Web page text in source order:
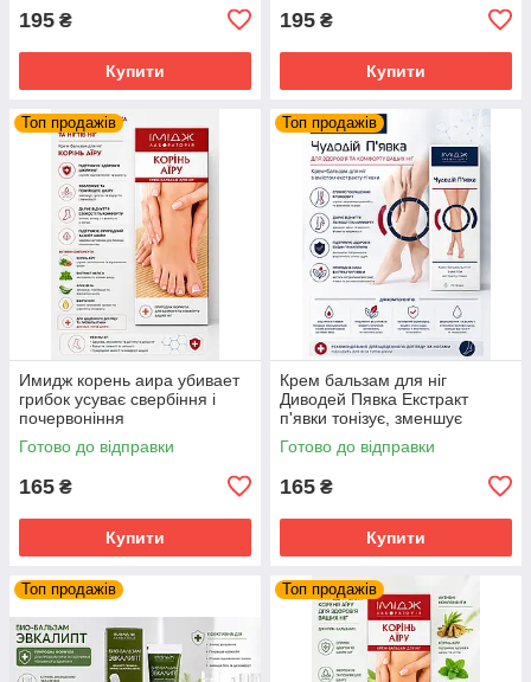
195 ₴
Купити
195 ₴
Купити
Топ продажів
Имидж корень аира убивает
грибок усуває свербіння і
почервоніння
Готово до відправки
165 ₴
Купити
Топ продажів
Крем бальзам для ніг
Диводей Пявка Екстракт
п'явки тонізує, зменшує
набряки, покращує кровообіг
Імідж
Готово до відправки
165 ₴
Купити
Топ продажів Топ продажів